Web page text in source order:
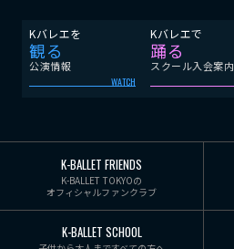
Kバレエを
観る
公演情報
WATCH
Kバレエで
踊る
スクール入会案内
K-BALLET FRIENDS
K-BALLET TOKYOの
オフィシャルファンクラブ
K-BALLET SCHOOL